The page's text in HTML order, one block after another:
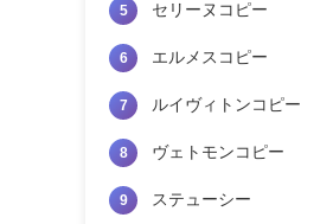
5 セリーヌコピー
6 エルメスコピー
7 ルイヴィトンコピー
8 ヴェトモンコピー
9 ステューシー